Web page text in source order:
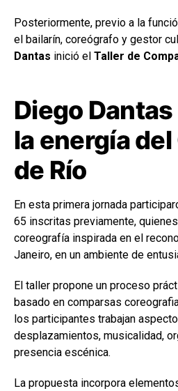
Posteriormente, previo a la
el bailarín, coreógrafo y gestor
Dantas inició el Taller de
Diego
la energía
de Río
En esta primera jornada
65 inscritas previamente,
coreografía inspirada en el
Janeiro, en un ambiente de
El taller propone un proceso
basado en comparsas
los participantes trabajan
desplazamientos, musicalidad,
presencia escénica.
La propuesta incorpora